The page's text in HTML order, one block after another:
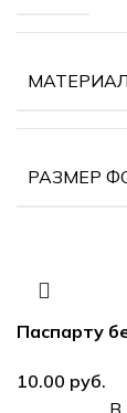
РАЗМЕР
Паспарту
10.00 руб.
В